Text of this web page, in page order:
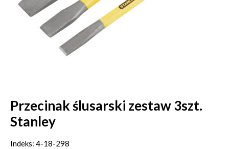
Przecinak ślusarski zestaw 3szt.
Stanley
Indeks: 4-18-298